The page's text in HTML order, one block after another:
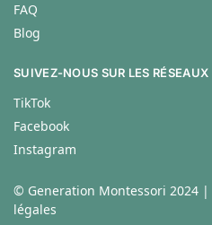
FAQ
Blog
SUIVEZ-NOUS SUR LES RÉSEAUX
TikTok
Facebook
Instagram
© Generation Montessori 2024 |
légales